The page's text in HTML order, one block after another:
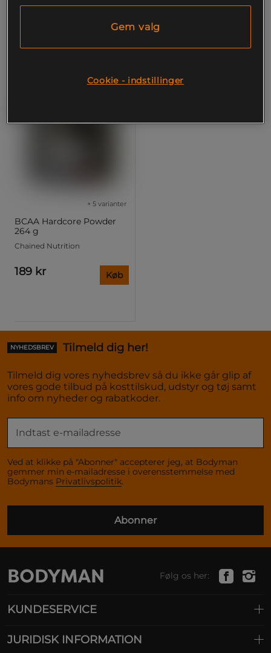
Laveste pris 60 kr
BCAA Hardcore Powder
264 g
+ 5 varianter
Chained Nutrition
189 kr Køb
NYHEDSBREV Tilmeld dig her!
Tilmeld dig vores nyhedsbrev så du ikke går glip af
vores gode tilbud på kosttilskud, udstyr og tøj samt
info om nyheder og rabatkoder.
Ved at klikke på "Abonner" accepterer jeg, at Bodyman
gemmer min e-mailadresse i overensstemmelse med
Bodymans Privatlivspolitik.
Abonner
Følg os her:
KUNDESERVICE
JURIDISK INFORMATION
Gem valg
Cookie - indstillinger